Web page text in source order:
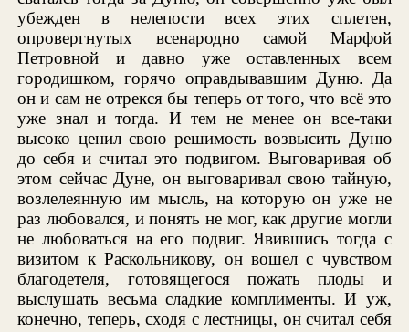
убежден в нелепости всех этих сплетен,
опровергнутых всенародно самой Марфой
Петровной и давно уже оставленных всем
городишком, горячо оправдывавшим Дуню. Да
он и сам не отрекся бы теперь от того, что всё это
уже знал и тогда. И тем не менее он все-таки
высоко ценил свою решимость возвысить Дуню
до себя и считал это подвигом. Выговаривая об
этом сейчас Дуне, он выговаривал свою тайную,
возлелеянную им мысль, на которую он уже не
раз любовался, и понять не мог, как другие могли
не любоваться на его подвиг. Явившись тогда с
визитом к Раскольникову, он вошел с чувством
благодетеля, готовящегося пожать плоды и
выслушать весьма сладкие комплименты. И уж,
конечно, теперь, сходя с лестницы, он считал себя